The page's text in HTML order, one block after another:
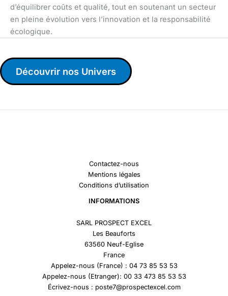
d’équilibrer coûts et qualité, tout en soutenant un secteur
en pleine évolution vers l’innovation et la responsabilité
écologique.
Découvrir nos Univers
Contactez-nous
Mentions légales
Conditions d’utilisation
INFORMATIONS
SARL PROSPECT EXCEL
Les Beauforts
63560 Neuf-Eglise
France
Appelez-nous (France) : 04 73 85 53 53
Appelez-nous (Etranger): 00 33 473 85 53 53
Écrivez-nous : poste7@prospectexcel.com